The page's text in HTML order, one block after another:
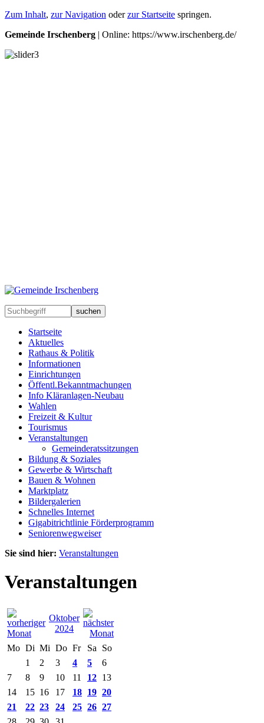
Zum Inhalt, zur Navigation oderzur Startseite springen.
Gemeinde Irschenberg | Online: https://www.irschenberg.de/
suchen
Startseite
Aktuelles
Rathaus & Politik
Informationen
Einrichtungen
Öffentl.Bekanntmachungen
Info Kläranlagen-Neubau
Wahlen
Freizeit & Kultur
Tourismus
Veranstaltungen
Gemeinderatssitzungen
Bildung & Soziales
Gewerbe & Wirtschaft
Bauen & Wohnen
Marktplatz
Bildergalerien
Schnelles Internet
Gigabitrichtlinie Förderprogramm
Seniorenwegweiser
Sie sind hier: Veranstaltungen
Veranstaltungen
Oktober
2024
Mo Di Mi Do Fr Sa
So
1
2 3 4 5
6
7
8 9 10 11 12 13
14
15 16 17 18 19 20
21
22 23 24 25 26 27